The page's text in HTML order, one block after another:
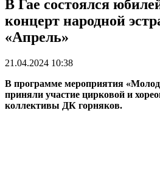
В Гае состоялся
концерт народной
«Апрель»
21.04.2024 10:38
В программе мероприятия
приняли участие цирковой и
коллективы ДК горняков.